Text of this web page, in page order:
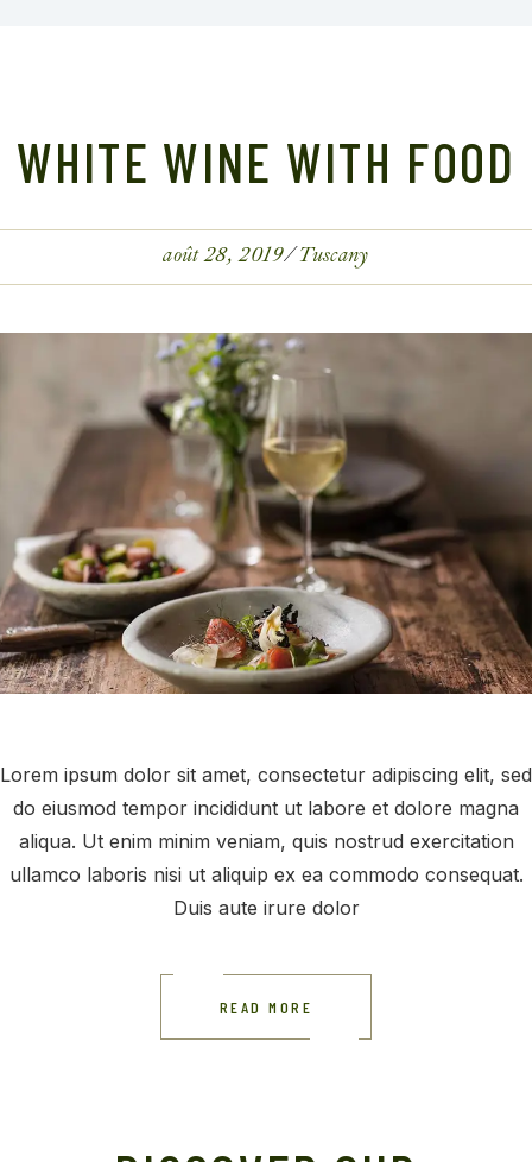
WHITE WINE WITH FOOD
août 28, 2019 Tuscany
Lorem ipsum dolor sit amet, consectetur adipiscing elit, sed
do eiusmod tempor incididunt ut labore et dolore magna
aliqua. Ut enim minim veniam, quis nostrud exercitation
ullamco laboris nisi ut aliquip ex ea commodo consequat.
Duis aute irure dolor
READ MORE